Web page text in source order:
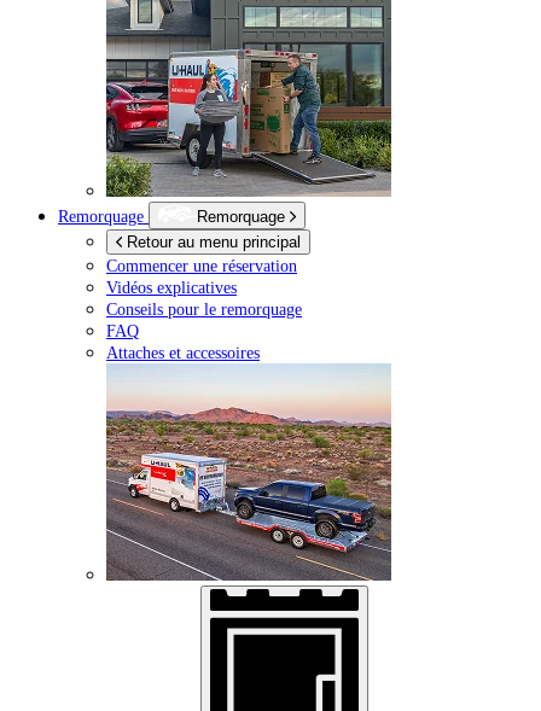
Remorquage
Remorquage
Retour au menu principal
Commencer une réservation
Vidéos explicatives
Conseils pour le remorquage
FAQ
Attaches et accessoires